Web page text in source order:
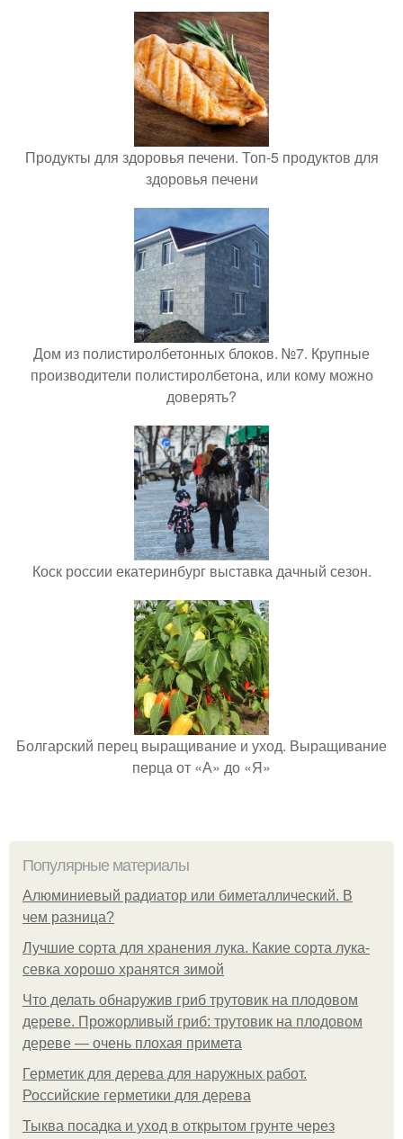
Продукты для здоровья печени. Топ-5 продуктов для
здоровья печени
Дом из полистиролбетонных блоков. №7. Крупные
производители полистиролбетона, или кому можно
доверять?
Коск россии екатеринбург выставка дачный сезон.
Болгарский перец выращивание и уход. Выращивание
перца от «А» до «Я»
Популярные материалы
Алюминиевый радиатор или биметаллический. В
чем разница?
Лучшие сорта для хранения лука. Какие сорта лука-
севка хорошо хранятся зимой
Что делать обнаружив гриб трутовик на плодовом
дереве. Прожорливый гриб: трутовик на плодовом
дереве — очень плохая примета
Герметик для дерева для наружных работ.
Российские герметики для дерева
Тыква посадка и уход в открытом грунте через